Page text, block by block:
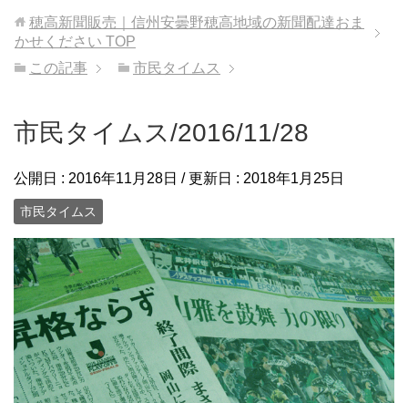
穂高新聞販売｜信州安曇野穂高地域の新聞配達おま
かせください TOP
この記事
市民タイムス
市民タイムス/2016/11/28
公開日 : 2016年11月28日 / 更新日 : 2018年1月25日
市民タイムス